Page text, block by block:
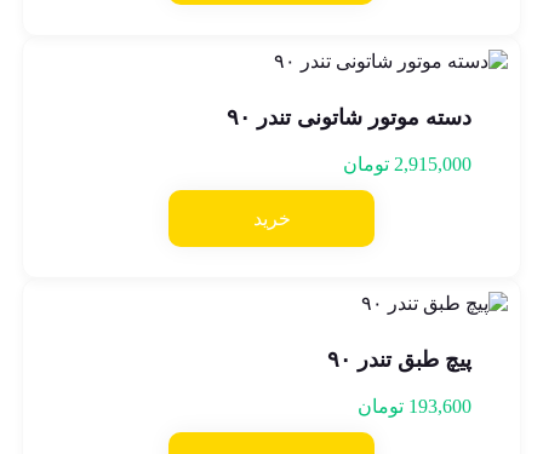
دسته موتور شاتونی تندر ۹۰
2,915,000 تومان
خرید
پیچ طبق تندر ۹۰
193,600 تومان